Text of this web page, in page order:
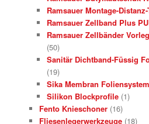
Ramsauer Montage-
Ramsauer Zellband Plus
Ramsauer Zellbänder
(50)
Sanitär Dichtband-Füssig
(19)
Sika Membran Foliensystem
Silikon Blockprofile (1)
Fento Knieschoner (16)
Fliesenlegerwerkzeuge (18)